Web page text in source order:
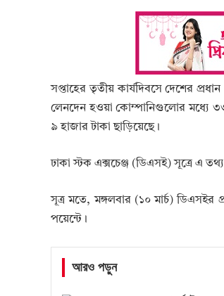
সপ্তাহের তৃতীয় কার্যদিবসে দেশের
লেনদেন হওয়া কোম্পানিগুলোর মধ্যে
৯ হাজার টাকা ছাড়িয়েছে।
ঢাকা স্টক এক্সচেঞ্জ (ডিএসই) সূত্রে এ
সূত্র মতে, মঙ্গলবার (১০ মার্চ)
পয়েন্টে।
আরও পড়ুন